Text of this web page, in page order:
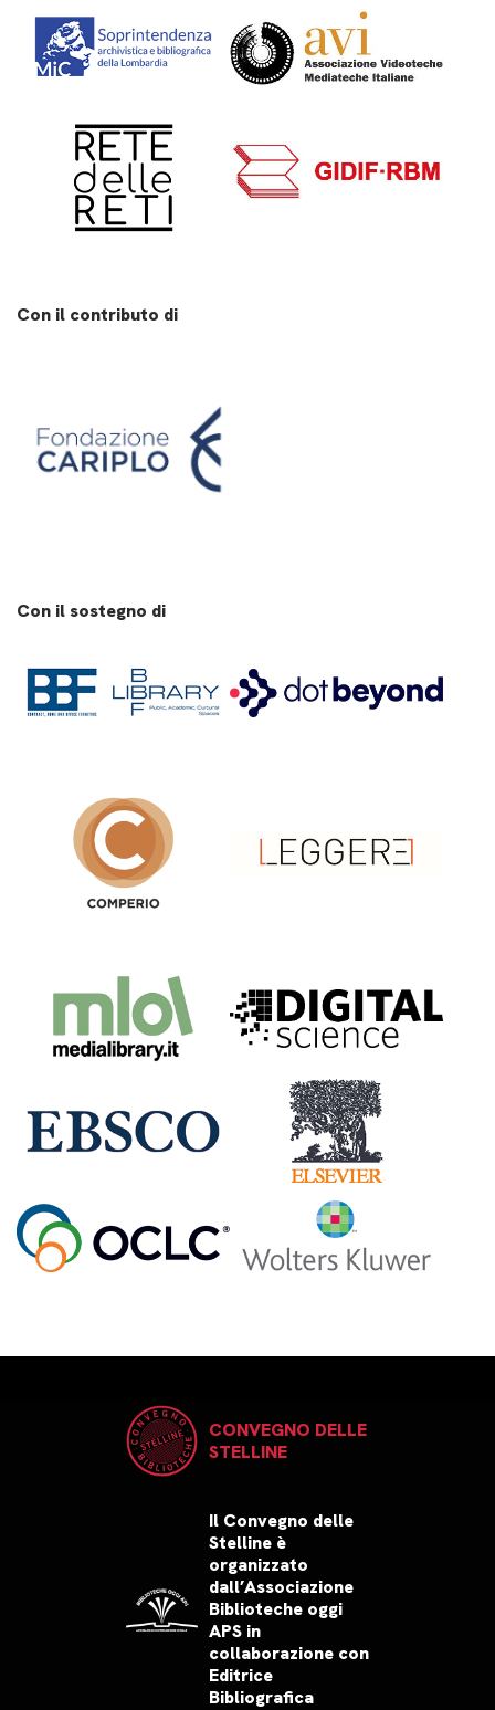
Con il contributo di
Con il sostegno di
CONVEGNO DELLE
STELLINE
Il Convegno delle
Stelline è
organizzato
dall’Associazione
Biblioteche oggi
APS in
collaborazione con
Editrice
Bibliografica